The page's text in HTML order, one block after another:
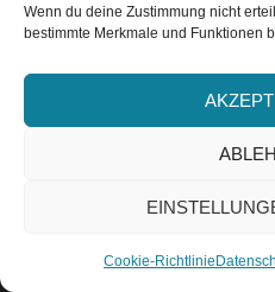
Wenn du deine Zustimmung nicht
bestimmte Merkmale und Funktionen
Cookie-Richtlinie